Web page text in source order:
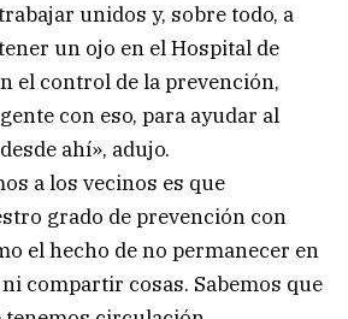
unidos y, sobre todo, a
un ojo en el Hospital de
el control de la prevención,
con eso, para ayudar al
ahí», adujo.
a los vecinos es que
grado de prevención con
el hecho de no permanecer en
compartir cosas. Sabemos que